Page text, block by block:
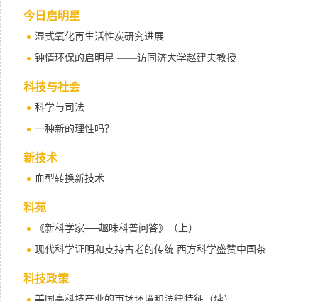
今日启明星
湿式氧化再生活性炭研究进展
钟情环保的启明星 ——访同济大学赵建夫教授
科技与社会
科学与司法
一种新的理性吗？
新技术
血型转换新技术
科苑
《新科学家──趣味科普问答》（上）
现代科学证明和支持古老的传统 西方科学盛赞中国茶
科技政策